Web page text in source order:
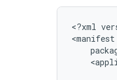
<?xml
<manifest